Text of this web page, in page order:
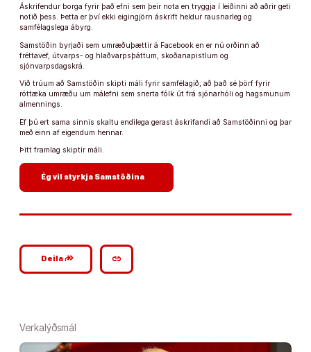
Áskrifendur borga fyrir það efni sem þeir nota en tryggja í leiðinni að aðrir geti
notið þess. Þetta er því ekki eigingjörn áskrift heldur rausnarleg og
samfélagslega ábyrg.
Samstöðin byrjaði sem umræðuþættir á Facebook en er nú orðinn að
fréttavef, útvarps- og hlaðvarpsþáttum, skoðanapistlum og
sjónvarpsdagskrá.
Við trúum að Samstöðin skipti máli fyrir samfélagið, að það sé þörf fyrir
róttæka umræðu um málefni sem snerta fólk út frá sjónarhóli og hagsmunum
almennings.
Ef þú ert sama sinnis skaltu endilega gerast áskrifandi að Samstöðinni og þar
með einn af eigendum hennar.
Þitt framlag skiptir máli.
Ég vil styrkja Samstöðina
Deilagoogle_plus_reshare link
Verkalýðsmál